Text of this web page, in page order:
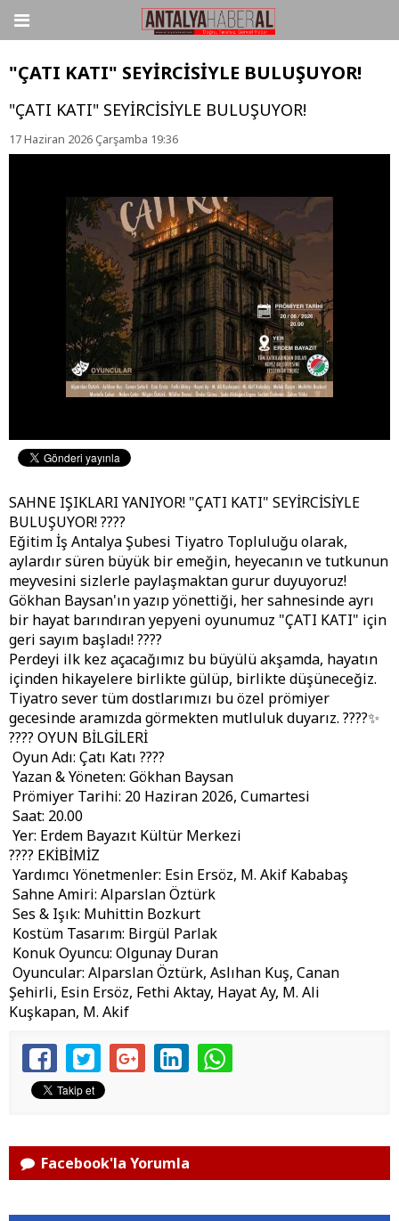
"ÇATI KATI" SEYİRCİSİYLE BULUŞUYOR!
"ÇATI KATI" SEYİRCİSİYLE BULUŞUYOR!
17 Haziran 2026 Çarşamba 19:36
SAHNE IŞIKLARI YANIYOR! "ÇATI KATI" SEYİRCİSİYLE
BULUŞUYOR! ????
Eğitim İş Antalya Şubesi Tiyatro Topluluğu olarak,
aylardır süren büyük bir emeğin, heyecanın ve tutkunun
meyvesini sizlerle paylaşmaktan gurur duyuyoruz!
Gökhan Baysan'ın yazıp yönettiği, her sahnesinde ayrı
bir hayat barındıran yepyeni oyunumuz "ÇATI KATI" için
geri sayım başladı! ????
Perdeyi ilk kez açacağımız bu büyülü akşamda, hayatın
içinden hikayelere birlikte gülüp, birlikte düşüneceğiz.
Tiyatro sever tüm dostlarımızı bu özel prömiyer
gecesinde aramızda görmekten mutluluk duyarız. ????✨
???? OYUN BİLGİLERİ
Oyun Adı: Çatı Katı ????
Yazan & Yöneten: Gökhan Baysan
Prömiyer Tarihi: 20 Haziran 2026, Cumartesi
Saat: 20.00
Yer: Erdem Bayazıt Kültür Merkezi
???? EKİBİMİZ
Yardımcı Yönetmenler: Esin Ersöz, M. Akif Kababaş
Sahne Amiri: Alparslan Öztürk
Ses & Işık: Muhittin Bozkurt
Kostüm Tasarım: Birgül Parlak
Konuk Oyuncu: Olgunay Duran
Oyuncular: Alparslan Öztürk, Aslıhan Kuş, Canan
Şehirli, Esin Ersöz, Fethi Aktay, Hayat Ay, M. Ali
Kuşkapan, M. Akif
Facebook'la Yorumla